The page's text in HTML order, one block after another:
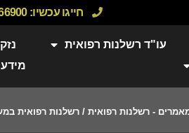
חייגו עכשיו:
עו"ד רשלנות רפואית
- רשלנות רפואית /רשלנות רפואית